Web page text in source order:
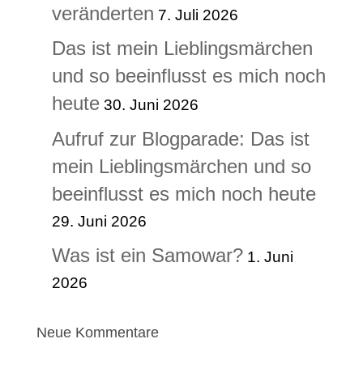
veränderten 7. Juli 2026
Das ist mein Lieblingsmärchen
und so beeinflusst es mich noch
heute 30. Juni 2026
Aufruf zur Blogparade: Das ist
mein Lieblingsmärchen und so
beeinflusst es mich noch heute
29. Juni 2026
Was ist ein Samowar? 1. Juni
2026
Neue Kommentare